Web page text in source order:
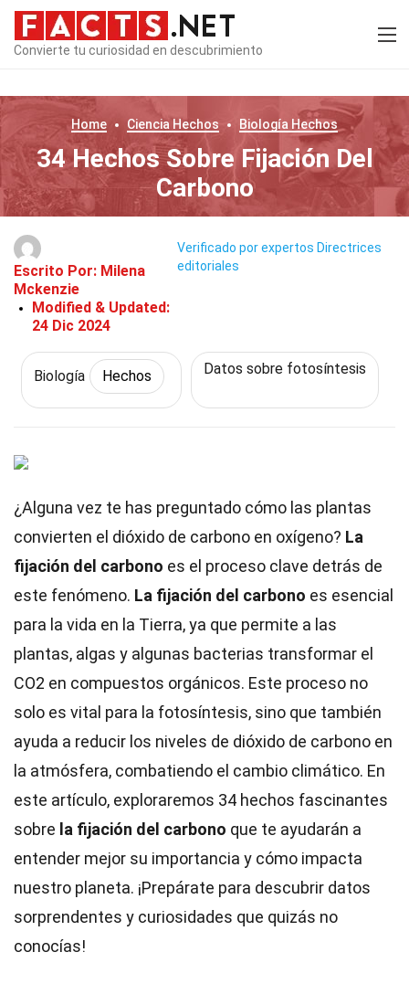
Convierte tu curiosidad en descubrimiento
Home Ciencia Hechos Biología Hechos
34 Hechos Sobre Fijación Del
Carbono
Escrito Por: Milena
Mckenzie
Modified & Updated:
24 Dic 2024
Verificado por expertos Directrices
editoriales
Biología Hechos Datos sobre fotosíntesis
¿Alguna vez te has preguntado cómo las plantas
convierten el dióxido de carbono en oxígeno? La
fijación del carbono es el proceso clave detrás de
este fenómeno. La fijación del carbono es esencial
para la vida en la Tierra, ya que permite a las
plantas, algas y algunas bacterias transformar el
CO2 en compuestos orgánicos. Este proceso no
solo es vital para la fotosíntesis, sino que también
ayuda a reducir los niveles de dióxido de carbono en
la atmósfera, combatiendo el cambio climático. En
este artículo, exploraremos 34 hechos fascinantes
sobre la fijación del carbono que te ayudarán a
entender mejor su importancia y cómo impacta
nuestro planeta. ¡Prepárate para descubrir datos
sorprendentes y curiosidades que quizás no
conocías!